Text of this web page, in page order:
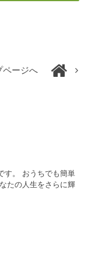
ページへ
。 おうちでも簡単
たの人生をさらに輝